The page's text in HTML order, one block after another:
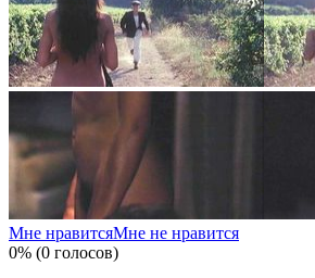
Мне нравитсяМне не нравится
0% (0 голосов)